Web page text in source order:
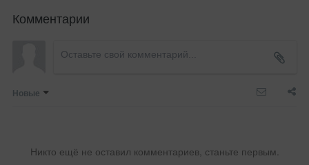
Комментарии
Новые
Никто ещё не оставил комментариев, станьте первым.